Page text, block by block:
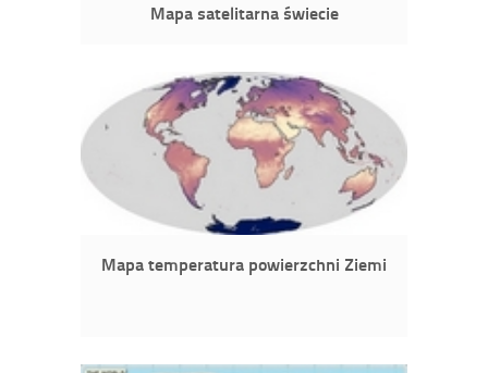
Mapa satelitarna świecie
Mapa temperatura powierzchni Ziemi